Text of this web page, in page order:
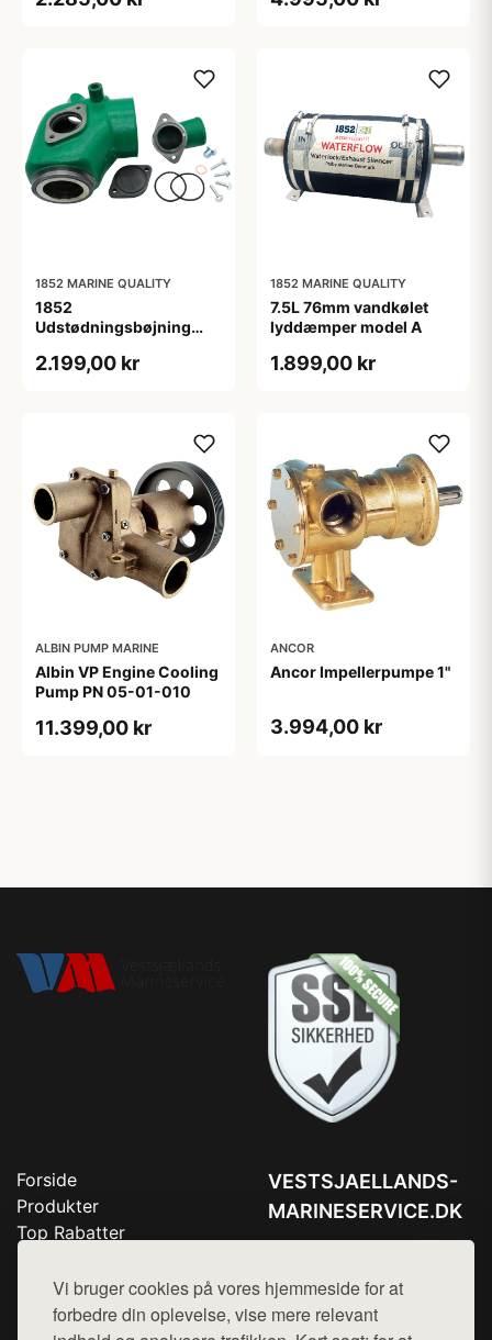
Vi bruger cookies på vores hjemmeside for at
forbedre din oplevelse, vise mere relevant
1852 MARINE QUALITY
1852
Udstødningsbøjning
21684826
2.199,00 kr
1852 MARINE QUALITY
7.5L 76mm vandkølet
lyddæmper model A
1.899,00 kr
ALBIN PUMP MARINE
Albin VP Engine Cooling
Pump PN 05-01-010
11.399,00 kr
ANCOR
Ancor Impellerpumpe 1"
3.994,00 kr
Forside
Produkter
Top Rabatter
Kontakt
VESTSJAELLANDS-
MARINESERVICE.DK
Mail:hej@want.dk
Cookie- og privatlivspolitik